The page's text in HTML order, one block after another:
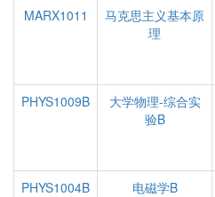
MARX1011
马克思主义基本原
理
PHYS1009B
大学物理-综合实
验B
PHYS1004B
电磁学B